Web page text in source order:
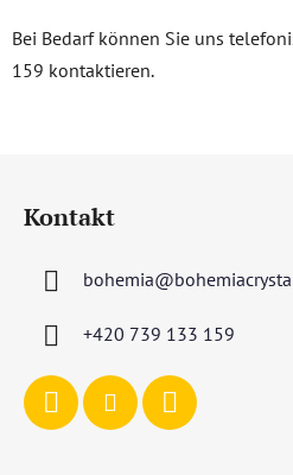
Bei Bedarf können Sie uns
159 kontaktieren.
Kontakt
bohemia@
+420 739 133 159